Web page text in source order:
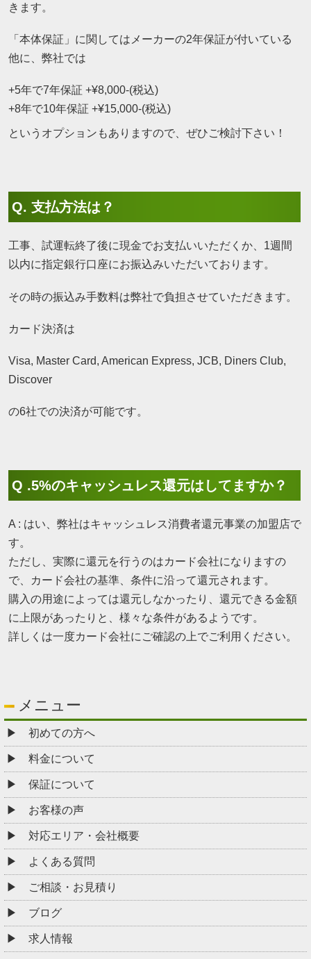
きます。
「本体保証」に関してはメーカーの2年保証が付いている
他に、弊社では
+5年で7年保証 +¥8,000-(税込)
+8年で10年保証 +¥15,000-(税込)
というオプションもありますので、ぜひご検討下さい！
Q. 支払方法は？
工事、試運転終了後に現金でお支払いいただくか、1週間
以内に指定銀行口座にお振込みいただいております。
その時の振込み手数料は弊社で負担させていただきます。
カード決済は
Visa, Master Card, American Express, JCB, Diners Club,
Discover
の6社での決済が可能です。
Q .5%のキャッシュレス還元はしてますか？
A : はい、弊社はキャッシュレス消費者還元事業の加盟店で
す。
ただし、実際に還元を行うのはカード会社になりますの
で、カード会社の基準、条件に沿って還元されます。
購入の用途によっては還元しなかったり、還元できる金額
に上限があったりと、様々な条件があるようです。
詳しくは一度カード会社にご確認の上でご利用ください。
メニュー
初めての方へ
料金について
保証について
お客様の声
対応エリア・会社概要
よくある質問
ご相談・お見積り
ブログ
求人情報